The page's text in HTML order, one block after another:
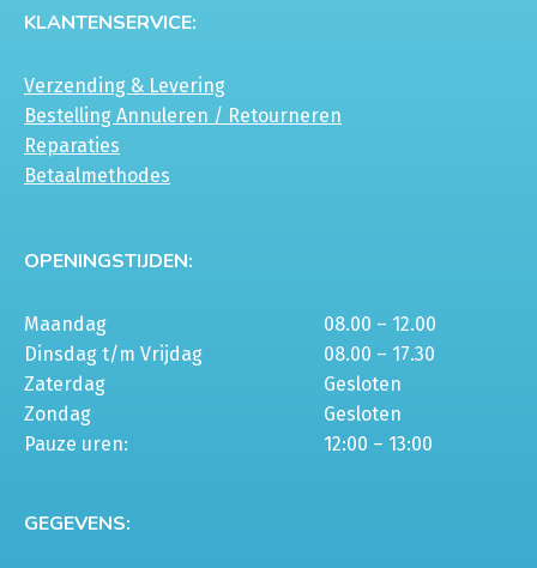
KLANTENSERVICE:
Verzending & Levering
Bestelling Annuleren / Retourneren
Reparaties
Betaalmethodes
OPENINGSTIJDEN:
Maandag
08.00 – 12.00
Dinsdag t/m Vrijdag
08.00 – 17.30
Zaterdag
Gesloten
Zondag
Gesloten
Pauze uren:
12:00 – 13:00
GEGEVENS: